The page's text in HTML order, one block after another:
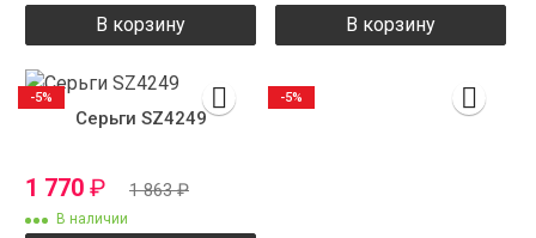
В корзину В корзину
Серьги SZ4249
1 770 ₽ 1 863₽
В наличии
-5% -5%